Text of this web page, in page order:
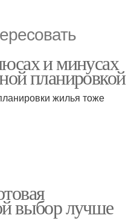
и минусах
планировкой
жилья тоже
выбор лучше